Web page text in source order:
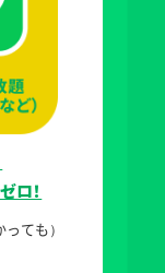
ロ！
ても）